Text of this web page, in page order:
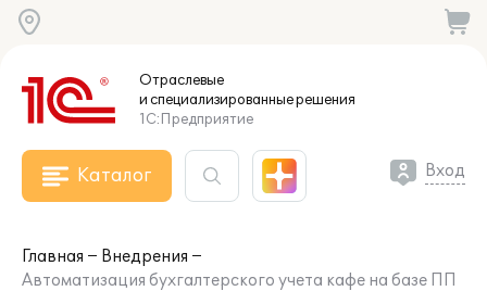
Отраслевые
и специализированныерешения
1С:Предприятие
Каталог Вход
Главная
Внедрения
Автоматизация бухгалтерского учета кафе на базе ПП